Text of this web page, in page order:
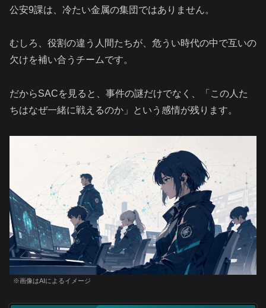
公安9課は、冷たい金属の集団ではありません。
むしろ、役割の違う人間たちが、危うい時代の中で互いの
欠けを補い合うチームです。
だからSACを見ると、事件の謎だけでなく、「この人た
ちはなぜ一緒に戦えるのか」という感情が残ります。
※画像はAIによるイメージ